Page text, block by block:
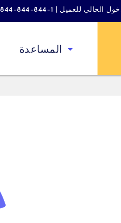
للعميل | 1-844-844-844-8040
المساعدة